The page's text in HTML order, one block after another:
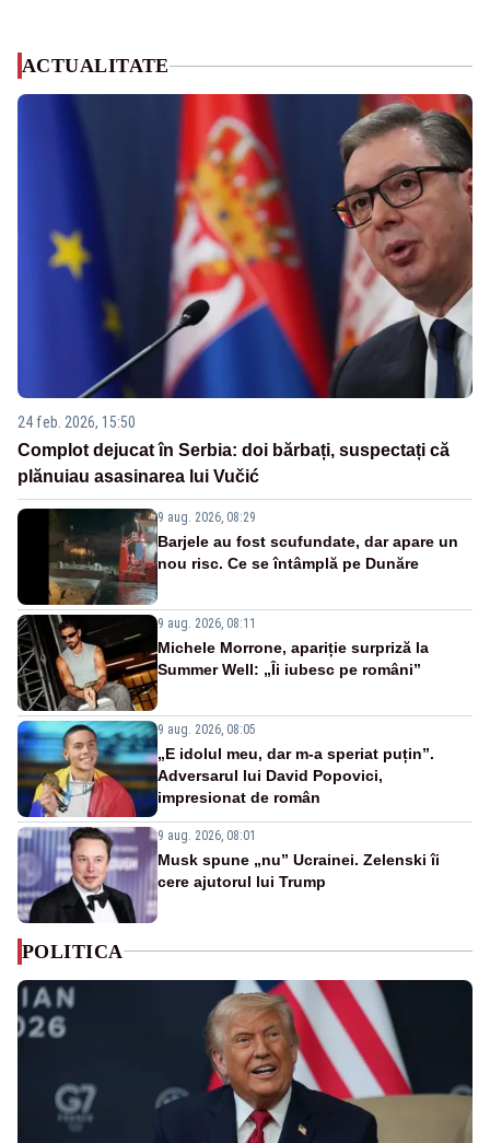
ACTUALITATE
24 feb. 2026, 15:50
Complot dejucat în Serbia: doi bărbați, suspectați că
plănuiau asasinarea lui Vučić
9 aug. 2026, 08:29
Barjele au fost scufundate, dar apare un
nou risc. Ce se întâmplă pe Dunăre
9 aug. 2026, 08:11
Michele Morrone, apariție surpriză la
Summer Well: „Îi iubesc pe români”
9 aug. 2026, 08:05
„E idolul meu, dar m-a speriat puțin”.
Adversarul lui David Popovici,
impresionat de român
9 aug. 2026, 08:01
Musk spune „nu” Ucrainei. Zelenski îi
cere ajutorul lui Trump
POLITICA